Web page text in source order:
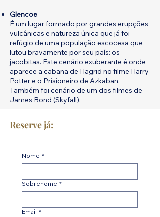
Glencoe
É um lugar formado por grandes erupções
vulcânicas e natureza única que já foi
refúgio de uma população escocesa que
lutou bravamente por seu país: os
jacobitas. Este cenário exuberante é onde
aparece a cabana de Hagrid no filme Harry
Potter e o Prisioneiro de Azkaban.
Também foi cenário de um dos filmes de
James Bond (Skyfall).
Reserve já:
Nome *
Sobrenome *
Email *